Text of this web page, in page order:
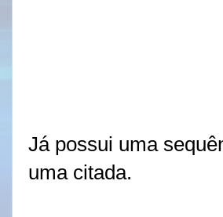
Já possui uma
uma citada.